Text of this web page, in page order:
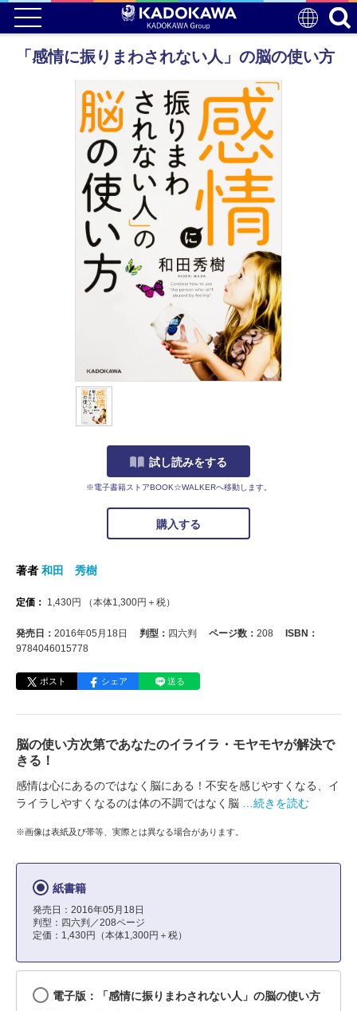
「感情に振りまわされない人」の脳の使い方
試し読みをする
※電子書籍ストアBOOK☆WALKERへ移動します。
購入する
著者 和田 秀樹
定価： 1,430円 （本体1,300円＋税）
発売日： 2016年05月18日 判型： 四六判 ページ数： 208
ISBN：
9784046015778
ポスト シェア 送る
脳の使い方次第であなたのイライラ・モヤモヤが解決で
きる！
感情は心にあるのではなく脳にある！不安を感じやすくなる、イ
ライラしやすくなるのは体の不調ではなく脳
…続きを読む
※画像は表紙及び帯等、実際とは異なる場合があります。
紙書籍
発売日：2016年05月18日
判型：四六判／208ページ
定価：1,430円（本体1,300円＋税）
電子版：「感情に振りまわされない人」の脳の使い方